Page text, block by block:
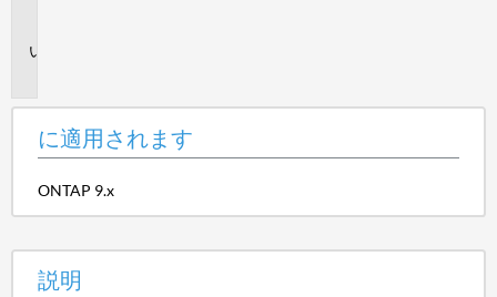
に適用されます
ONTAP 9.x
説明